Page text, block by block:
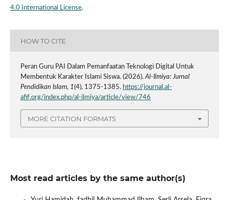
4.0 International License.
HOW TO CITE
Peran Guru PAI Dalam Pemanfaatan Teknologi Digital Untuk
Membentuk Karakter Islami Siswa. (2026).Al-Ilmiya: Jurnal
Pendidikan Islam, 1(4), 1375-1385. https://journal.al-
afif.org/index.php/al-ilmiya/article/view/746
MORE CITATION FORMATS
Most read articles by the same author(s)